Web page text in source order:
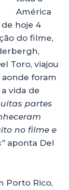
América
hoje 4
do filme,
Toro, viajou
aonde foram
vida de
partes
no filme e
aponta Del
Porto Rico,